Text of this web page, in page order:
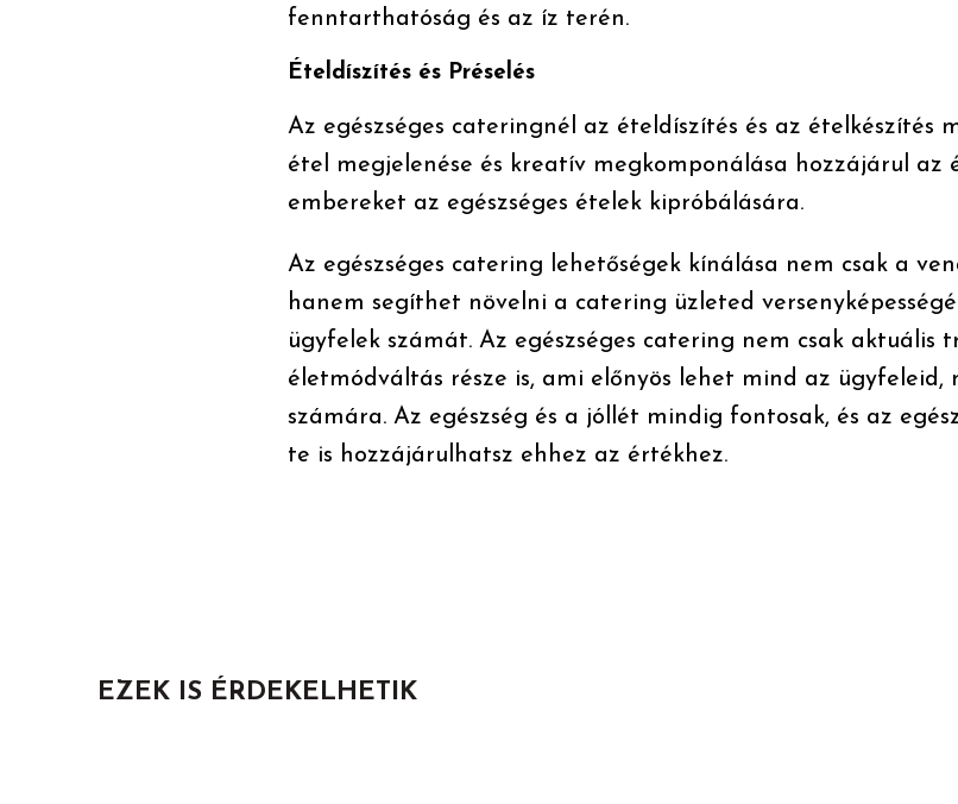
fenntarthatóság és az íz terén.
Ételdíszítés és Préselés
Az egészséges cateringnél az ételdíszítés és az ételkészítés
étel megjelenése és kreatív megkomponálása hozzájárul az
embereket az egészséges ételek kipróbálására.
Az egészséges catering lehetőségek kínálása nem csak a
hanem segíthet növelni a catering üzleted
ügyfelek számát. Az egészséges catering nem csak aktuális
életmódváltás része is, ami előnyös lehet mind az ügyfeleid,
számára. Az egészség és a jóllét mindig fontosak, és az
te is hozzájárulhatsz ehhez az értékhez.
EZEK IS ÉRDEKELHETIK